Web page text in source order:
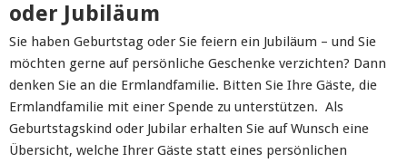
oder Jubiläum
Sie haben Geburtstag oder Sie feiern ein Jubiläum – und Sie
möchten gerne auf persönliche Geschenke verzichten? Dann
denken Sie an die Ermlandfamilie. Bitten Sie Ihre Gäste, die
Ermlandfamilie mit einer Spende zu unterstützen. Als
Geburtstagskind oder Jubilar erhalten Sie auf Wunsch eine
Übersicht, welche Ihrer Gäste statt eines persönlichen